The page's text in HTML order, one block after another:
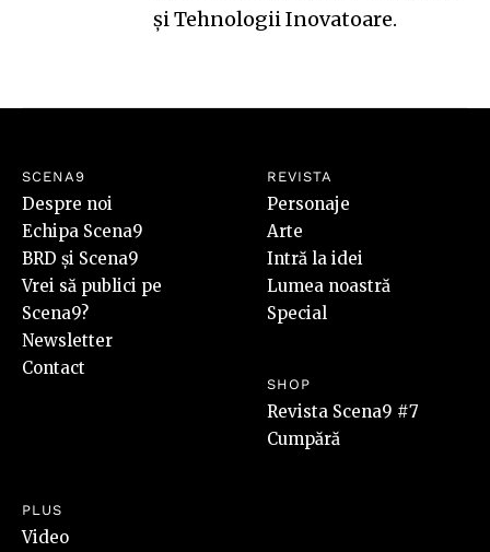
şi Tehnologii Inovatoare.
SCENA9
Despre noi
Echipa Scena9
BRD și Scena9
Vrei să publici pe
Scena9?
Newsletter
Contact
REVISTA
Personaje
Arte
Intră la idei
Lumea noastră
Special
SHOP
Revista Scena9 #7
Cumpără
PLUS
Video